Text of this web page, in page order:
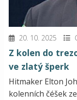
20. 10. 2025
Z kolen do
ve zlatý šperk
Hitmaker Elton
kolenních čéšek